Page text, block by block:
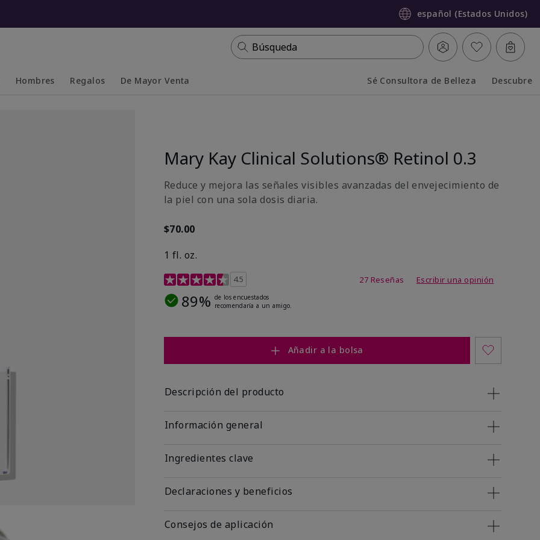
español (Estados Unidos)
Búsqueda
Hombres Regalos De Mayor Venta Sé Consultora de Belleza Descubre
Mary Kay Clinical Solutions® Retinol 0.3
Reduce y mejora las señales visibles avanzadas del envejecimiento de
la piel con una sola dosis diaria.
$70.00
1 fl. oz.
Calificación de clientes de 4,1 de 5
4.5 27 Reseñas Escribir una opinión
89% de los encuestados
recomendaría a un amigo.
Añadir a la bolsa
Descripción del producto
Información general
Ingredientes clave
Declaraciones y beneficios
Consejos de aplicación